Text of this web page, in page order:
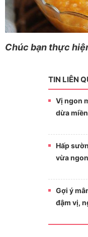
Chúc bạn thực
TIN LIÊN
Vị ngon
dừa
Hấp
vừa
Gợi ý
đậm vị,